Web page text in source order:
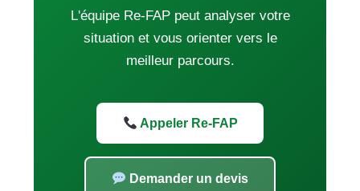
L'équipe Re-FAP peut analyser votre
situation et vous orienter vers le
meilleur parcours.
Appeler Re-FAP
Demander un devis